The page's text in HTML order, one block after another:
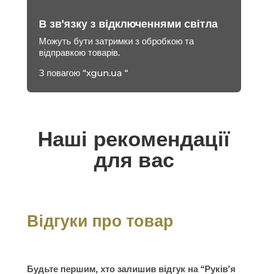
В зв'язку з відключеннями світла
Можуть бути затримки з обробкою та
відправкою товарів.
З повагою “xgun.ua “
Наші рекомендації
для вас
Відгуки про товар
Будьте першим, хто залишив відгук на “Руків’я